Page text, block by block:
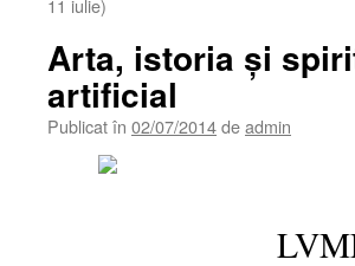
11 iulie)
Arta, istoria și
artificial
Publicat în 02/07/2014deadmin